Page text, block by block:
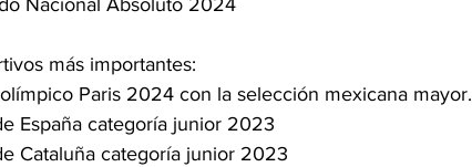
Nacional Absoluto 2024
más importantes:
Paris 2024 con la selección mexicana mayor.
España categoría junior 2023
Cataluña categoría junior 2023